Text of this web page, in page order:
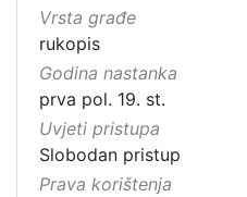
Vrsta građe
rukopis
Godina nastanka
prva pol. 19. st.
Uvjeti pristupa
Slobodan pristup
Prava korištenja